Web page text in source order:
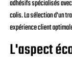
adhésifs spécialisés
colis. La sélection d'un
expérience client
L'aspect